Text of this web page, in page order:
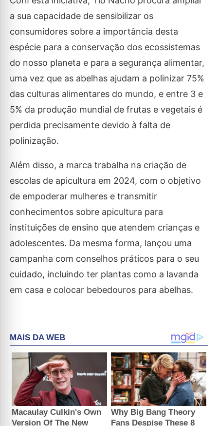
a sua capacidade de sensibilizar os
consumidores sobre a importância desta
espécie para a conservação dos ecossistemas
do nosso planeta e para a segurança alimentar,
uma vez que as abelhas ajudam a polinizar 75%
das culturas alimentares do mundo, e entre 3 e
5% da produção mundial de frutas e vegetais é
perdida precisamente devido à falta de
polinização.
Além disso, a marca trabalha na criação de
escolas de apicultura em 2024, com o objetivo
de empoderar mulheres e transmitir
conhecimentos sobre apicultura para
instituições de ensino que atendem crianças e
adolescentes. Da mesma forma, lançou uma
campanha com conselhos práticos para o seu
cuidado, incluindo ter plantas como a lavanda
em casa e colocar bebedouros para abelhas.